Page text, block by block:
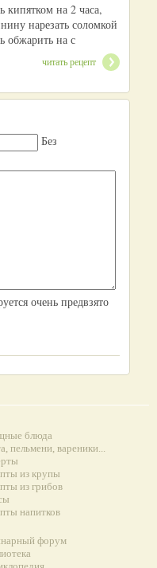
на 2 часа,
нарезать соломкой
обжарить на с
читать рецепт
Без
очень предвзято
блюда
пельмени, вареники...
из крупы
из грибов
напитков
форум